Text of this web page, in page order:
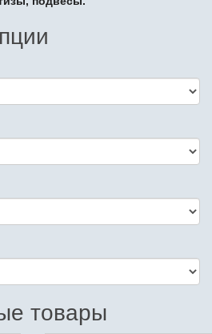
товары